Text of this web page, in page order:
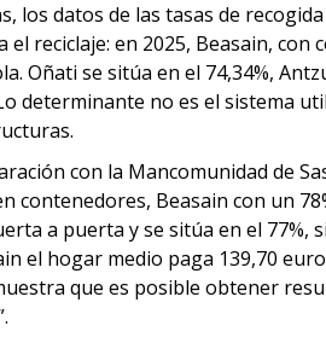
los datos de las tasas de
el reciclaje: en 2025, Beasain, con
Oñati se sitúa en el 74,34%,
determinante no es el sistema
con la Mancomunidad de
contenedores, Beasain con un
a puerta y se sitúa en el 77%,
el hogar medio paga 139,70
que es posible obtener